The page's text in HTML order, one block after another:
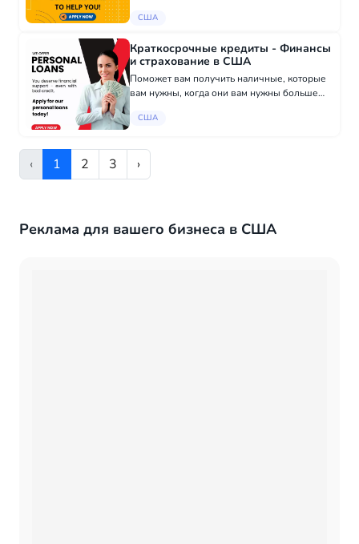
просто нужны дополнительные наличные,
где бы вы...
США
Краткосрочные кредиты - Финансы
и страхование в США
Поможет вам получить наличные, которые
вам нужны, когда они вам нужны больше
услуги, ремонт автомобиля или вам просто
США
‹ 1 2 3 ›
Реклама для вашего бизнеса в США